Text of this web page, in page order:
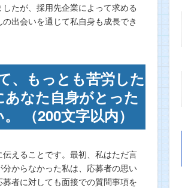
たが、採用先企業によって求める
出会いを通じて私自身も成長でき
、もっとも苦労した
なた自身がとった
（200文字以内）
えることです。最初、私はただ言
からなかった私は、応募者の思い
者に対しても面接での質問事項を